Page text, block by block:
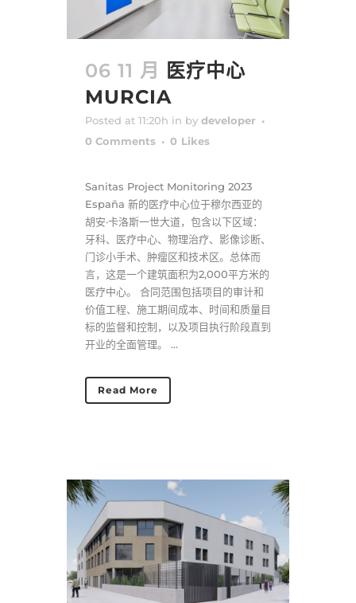
06 11 月
医疗中心
MURCIA
Posted at 11:20h in by developer
0 Comments
0 Likes
Sanitas Project Monitoring 2023
España 新的医疗中心位于穆尔西亚的
胡安·卡洛斯一世大道，包含以下区域：
牙科、医疗中心、物理治疗、影像诊断、
门诊小手术、肿瘤区和技术区。总体而
言，这是一个建筑面积为2,000平方米的
医疗中心。 合同范围包括项目的审计和
价值工程、施工期间成本、时间和质量目
标的监督和控制，以及项目执行阶段直到
开业的全面管理。 ...
Read More